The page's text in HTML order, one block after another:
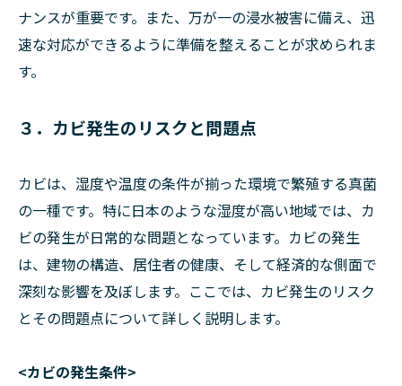
ナンスが重要です。また、万が一の浸水被害に備え、迅
速な対応ができるように準備を整えることが求められま
す。
３．カビ発生のリスクと問題点
カビは、湿度や温度の条件が揃った環境で繁殖する真菌
の一種です。特に日本のような湿度が高い地域では、カ
ビの発生が日常的な問題となっています。カビの発生
は、建物の構造、居住者の健康、そして経済的な側面で
深刻な影響を及ぼします。ここでは、カビ発生のリスク
とその問題点について詳しく説明します。
<カビの発生条件>